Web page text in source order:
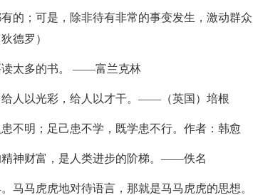
的；可是，除非待有非常的事变发生，激动群
德罗）
读太多的书。 ——富兰克林
给人以光彩，给人以才干。——（英国）培根
不明；足己患不学，既学患不行。作者：韩愈
精神财富，是人类进步的阶梯。——佚名
马马虎虎地对待语言，那就是马马虎虎的思想。